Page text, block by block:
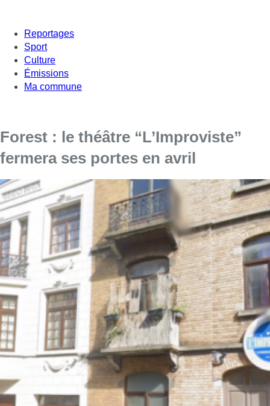
Reportages
Sport
Culture
Émissions
Ma commune
Forest : le théâtre “L’Improviste”
fermera ses portes en avril